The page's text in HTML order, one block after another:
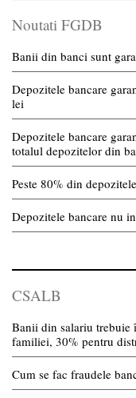
Noutati FGDB
Banii din banci sunt
Depozitele bancare
lei
Depozitele bancare
totalul depozitelor din
Peste 80% din
Depozitele bancare nu
CSALB
Banii din salariu trebuie
familiei, 30% pentru
Cum se fac fraudele